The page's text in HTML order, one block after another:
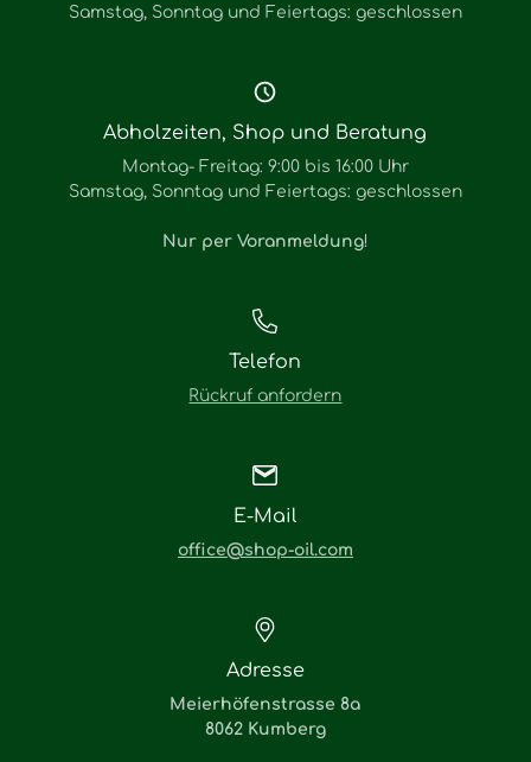
Samstag, Sonntag und Feiertags: geschlossen
Abholzeiten, Shop und Beratung
Montag- Freitag: 9:00 bis 16:00 Uhr
Samstag, Sonntag und Feiertags: geschlossen
Nur per Voranmeldung!
Telefon
Rückruf anfordern
E-Mail
office@shop-oil.com
Adresse
Meierhöfenstrasse 8a
8062 Kumberg